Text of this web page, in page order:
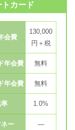
カード
会費
130,000
円＋税
年会費 無料
年会費 無料
1.0%
ー —